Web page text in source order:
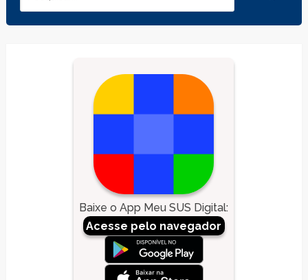
Baixe o App Meu SUS Digital:
Acesse pelo navegador